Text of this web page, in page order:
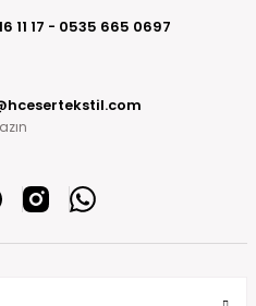
11 17 - 0535 665 0697